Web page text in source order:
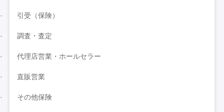
引受（保険）
調査・査定
代理店営業・ホールセラー
直販営業
その他保険